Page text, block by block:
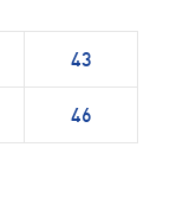
43
46